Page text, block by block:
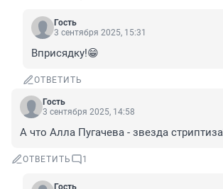
Гость
3 сентября 2025, 15:31
Вприсядку!😁
ОТВЕТИТЬ
Гость
3 сентября 2025, 14:58
А что Алла Пугачева - звезда
ОТВЕТИТЬ 1
Гость